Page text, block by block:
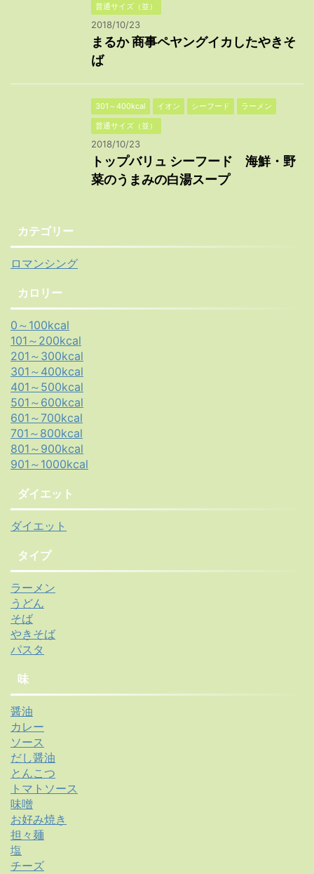
普通サイズ（並）
2018/10/23
まるか 商事ペヤングイカしたやきそ
ば
301～400kcal イオン シーフード
ラーメン
普通サイズ（並）
2018/10/23
トップバリュ シーフード 海鮮・野
菜のうまみの白湯スープ
カテゴリー
ロマンシング
カロリー
0～100kcal
101～200kcal
201～300kcal
301～400kcal
401～500kcal
501～600kcal
601～700kcal
701～800kcal
801～900kcal
901～1000kcal
ダイエット
ダイエット
タイプ
ラーメン
うどん
そば
やきそば
パスタ
味
醤油
カレー
ソース
だし醤油
とんこつ
トマトソース
味噌
お好み焼き
担々麺
塩
チーズ